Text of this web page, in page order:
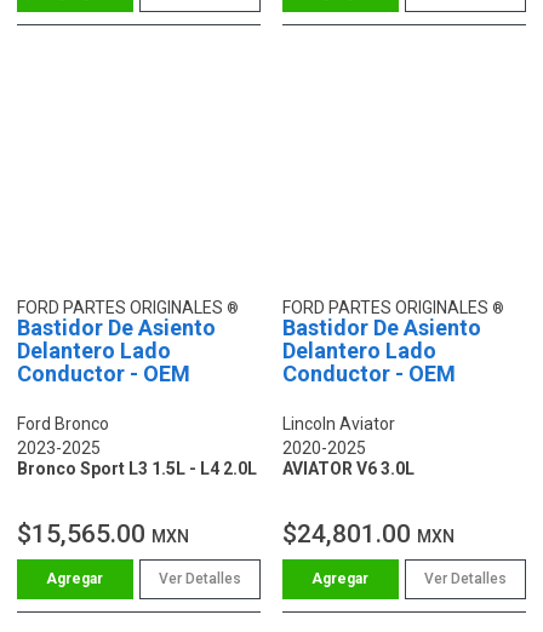
FORD PARTES ORIGINALES
Bastidor De Asiento
Delantero Lado
Conductor - OEM
Ford Bronco
2023-2025
Bronco Sport L3 1.5L - L4 2.0L
$15,565.00 MXN
Ver Detalles
FORD PARTES ORIGINALES
Bastidor De Asiento
Delantero Lado
Conductor - OEM
Lincoln Aviator
2020-2025
AVIATOR V6 3.0L
$24,801.00 MXN
Ver Detalles